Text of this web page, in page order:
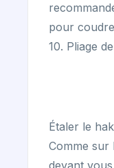
pour
10. Pliage
Étaler le
Comme sur
devant